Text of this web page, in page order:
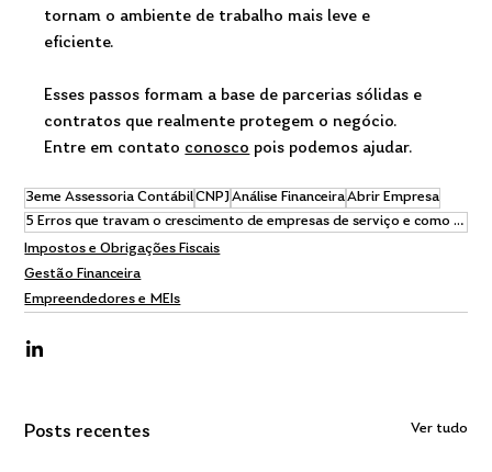
tornam o ambiente de trabalho mais leve e
eficiente.
Esses passos formam a base de parcerias sólidas e
contratos que realmente protegem o negócio.
Entre em contato conosco pois podemos ajudar.
3eme Assessoria ContábilCNPJAnálise FinanceiraAbrir Empresa
5 Erros que travam o crescimento de empresas de serviço e como evitar cada um
Impostos e Obrigações Fiscais
Gestão Financeira
Empreendedores e MEIs
Posts recentes Ver tudo